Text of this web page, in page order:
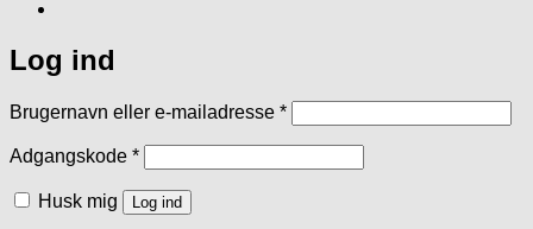
Log ind
Brugernavn eller e-mailadresse *Påkrævet
Adgangskode *Påkrævet
Husk mig Log ind